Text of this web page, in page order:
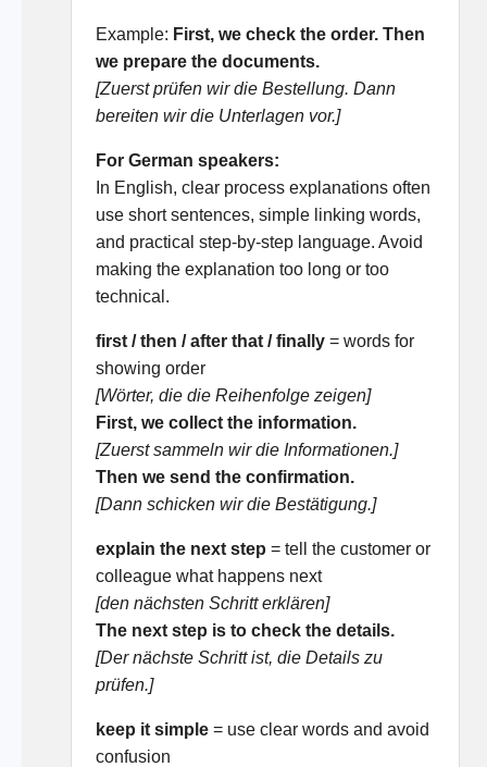
Example: First, we check the order. Then
we prepare the documents.
[Zuerst prüfen wir die Bestellung. Dann
bereiten wir die Unterlagen vor.]
For German speakers:
In English, clear process explanations often
use short sentences, simple linking words,
and practical step-by-step language. Avoid
making the explanation too long or too
technical.
first / then / after that / finally= words for
showing order
[Wörter, die die Reihenfolge zeigen]
First, we collect the information.
[Zuerst sammeln wir die Informationen.]
Then we send the confirmation.
[Dann schicken wir die Bestätigung.]
explain the next step = tell the customer or
colleague what happens next
[den nächsten Schritt erklären]
The next step is to check the details.
[Der nächste Schritt ist, die Details zu
prüfen.]
keep it simple= use clear words and avoid
confusion